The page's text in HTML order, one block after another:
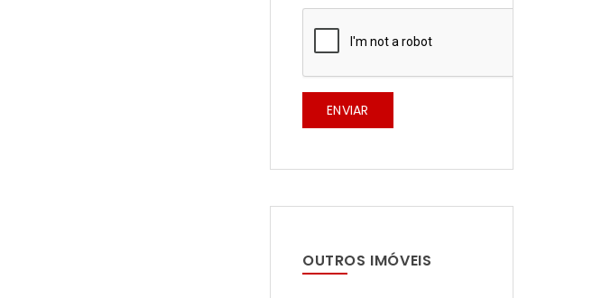
ENVIAR
OUTROS IMÓVEIS